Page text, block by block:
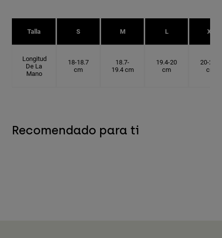
Talla S M L XL
Longitud
De La
Mano
18-18.7
cm
18.7-
19.4 cm
19.4-20
cm
20-20.6
cm
Recomendado para ti